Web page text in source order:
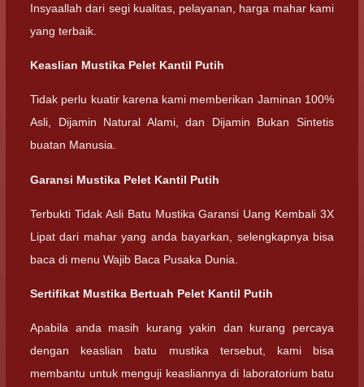
Insyaallah dari segi kualitas, pelayanan, harga mahar kami
yang terbaik.
Keaslian Mustika Pelet Kantil Putih
Tidak perlu kuatir karena kami memberikan Jaminan 100%
Asli, Dijamin Natural Alami, dan Dijamin Bukan Sintetis
buatan Manusia.
Garansi Mustika Pelet Kantil Putih
Terbukti Tidak Asli Batu Mustika Garansi Uang Kembali 3X
Lipat dari mahar yang anda bayarkan, selengkapnya bisa
baca di menu Wajib Baca Pusaka Dunia.
Sertifikat Mustika Bertuah Pelet Kantil Putih
Apabila anda masih kurang yakin dan kurang percaya
dengan keaslian batu mustika tersebut, kami bisa
membantu untuk menguji keasliannya di laboratorium batu